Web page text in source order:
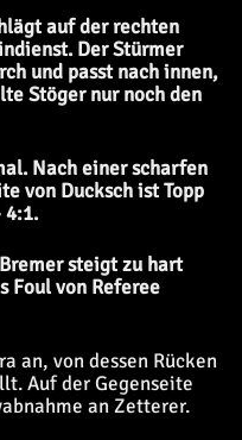
auf der rechten
Der Stürmer
und passt nach innen,
Stöger nur noch den
Nach einer scharfen
von Ducksch ist Topp
4:1.
steigt zu hart
Foul von Referee
an, von dessen Rücken
Auf der Gegenseite
an Zetterer.